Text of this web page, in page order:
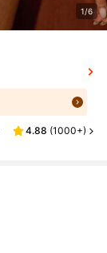
1/6
4.88 (1000+)